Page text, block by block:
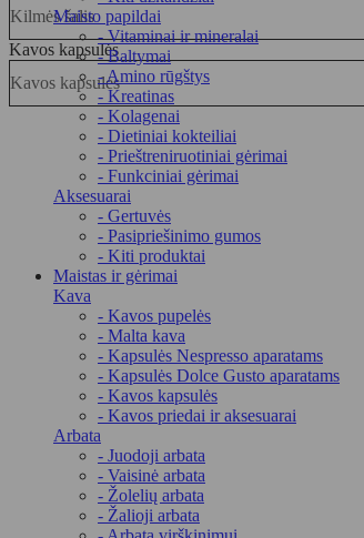
Maisto papildai
- Vitaminai ir mineralai
- Baltymai
- Amino rūgštys
- Kreatinas
- Kolagenai
- Dietiniai kokteiliai
- Prieštreniruotiniai gėrimai
- Funkciniai gėrimai
Aksesuarai
- Gertuvės
- Pasipriešinimo gumos
- Kiti produktai
Maistas ir gėrimai
Kava
- Kavos pupelės
- Malta kava
- Kapsulės Nespresso aparatams
- Kapsulės Dolce Gusto aparatams
- Kavos kapsulės
- Kavos priedai ir aksesuarai
Arbata
- Juodoji arbata
- Vaisinė arbata
- Žolelių arbata
- Žalioji arbata
Kilmės šalis
Kavos kapsulės
Kavos kapsulės